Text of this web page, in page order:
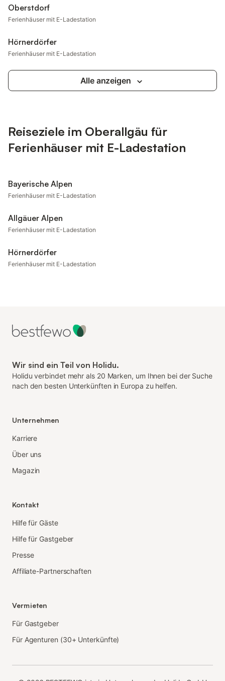
Oberstdorf
Ferienhäuser mit E-Ladestation
Hörnerdörfer
Ferienhäuser mit E-Ladestation
Alle anzeigen
Reiseziele im Oberallgäu für
Ferienhäuser mit E-Ladestation
Bayerische Alpen
Ferienhäuser mit E-Ladestation
Allgäuer Alpen
Ferienhäuser mit E-Ladestation
Hörnerdörfer
Ferienhäuser mit E-Ladestation
Wir sind ein Teil von Holidu.
Holidu verbindet mehr als 20 Marken, um Ihnen bei der Suche
nach den besten Unterkünften in Europa zu helfen.
Unternehmen
Karriere
Über uns
Magazin
Kontakt
Hilfe für Gäste
Hilfe für Gastgeber
Presse
Affiliate-Partnerschaften
Vermieten
Für Gastgeber
Für Agenturen (30+ Unterkünfte)